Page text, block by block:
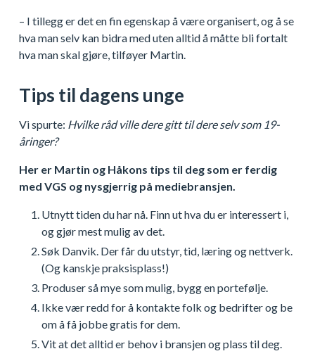
– I tillegg er det en fin egenskap å være organisert, og å se
hva man selv kan bidra med uten alltid å måtte bli fortalt
hva man skal gjøre, tilføyer Martin.
Tips til dagens unge
Vi spurte: Hvilke råd ville dere gitt til dere selv som 19-
åringer?
Her er Martin og Håkons tips til deg som er ferdig
med VGS og nysgjerrig på mediebransjen.
Utnytt tiden du har nå. Finn ut hva du er interessert i,
og gjør mest mulig av det.
Søk Danvik. Der får du utstyr, tid, læring og nettverk.
(Og kanskje praksisplass!)
Produser så mye som mulig, bygg en portefølje.
Ikke vær redd for å kontakte folk og bedrifter og be
om å få jobbe gratis for dem.
Vit at det alltid er behov i bransjen og plass til deg.